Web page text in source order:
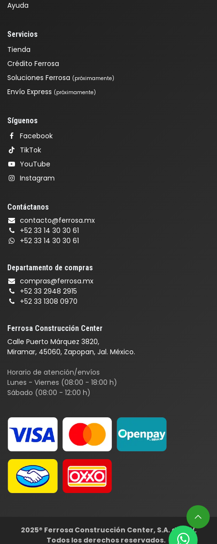
Ayuda
Servicios
Tienda
Crédito Ferrosa
Soluciones Ferrosa (próximamente)
Envío Express (próximamente)
Ferrosa Construcción Center
Calle Puerto Márquez 3820,
Miramar, 45060, Zapopan, Jal. México.
Horario de atención/envíos
Lunes - Viernes (08:00 - 18:00 h)
Sábado (08:00 - 12:00 h)
Síguenos
Facebook
TikTok
YouTube
Instagram
Contáctanos
contacto@ferrosa.mx
+52 33 14 30 30 61
+52 33 14 30 30 61
Departamento de compras
compras@ferrosa.mx
+52 33 2948 2915
+52 33 1308 0970
2025® Ferrosa Construcción Center, S.A. de C.V.
Todos los derechos reservados. ​​